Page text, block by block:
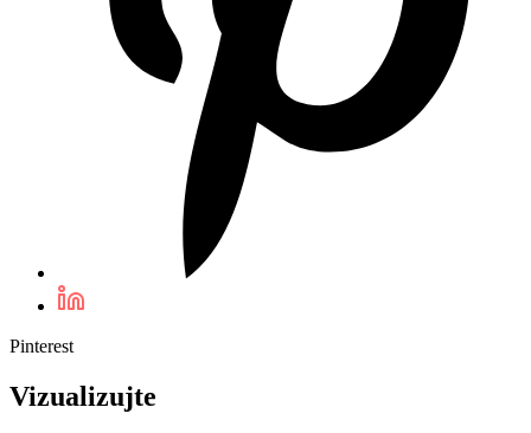
Pinterest
Vizualizujte